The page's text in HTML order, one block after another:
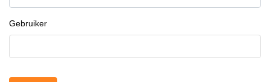
Gebruiker